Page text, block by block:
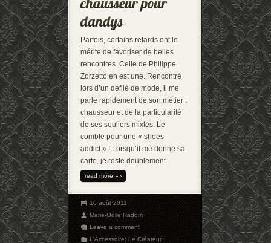
Parfois, certains retards ont le
mérite de favoriser de belles
rencontres. Celle de Philippe
Zorzetto en est une. Rencontré
lors d’un défilé de mode, il me
parle rapidement de son métier :
chausseur et de la particularité
de ses souliers mixtes. Le
comble pour une « shoes
addict » ! Lorsqu’il me donne sa
carte, je reste doublement
read more
10 août 2011
Marie-Odile Radom
Leave a comment
L'Accessoire,Le Créateur,